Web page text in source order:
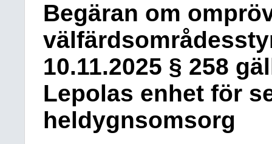
Begäran om
10.11.2025 § 258
Lepolas enhet för
heldygnsomsorg